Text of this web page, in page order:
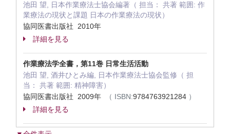
池田 望, 日本作業療法士協会編著（ 担当： 共著 範囲: 作
業療法の現状と課題 日本の作業療法の現状）
協同医書出版社 2010年
詳細を見る
作業療法学全書，第11巻 日常生活活動
池田 望, 酒井ひとみ編, 日本作業療法士協会監修（ 担
当： 共著 範囲: 精神障害）
協同医書出版社 2009年
（ ISBN:9784763921284 ）
詳細を見る